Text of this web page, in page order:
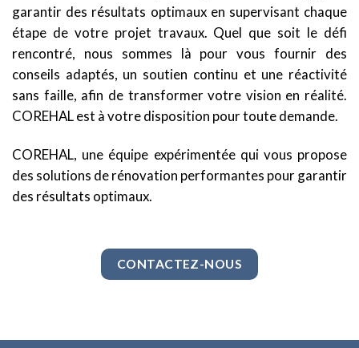
garantir des résultats optimaux en supervisant chaque
étape de votre projet travaux. Quel que soit le défi
rencontré, nous sommes là pour vous fournir des
conseils adaptés, un soutien continu et une réactivité
sans faille, afin de transformer votre vision en réalité.
COREHAL est à votre disposition pour toute demande.
COREHAL, une équipe expérimentée qui vous propose
des solutions de rénovation performantes pour garantir
des résultats optimaux.
CONTACTEZ-NOUS